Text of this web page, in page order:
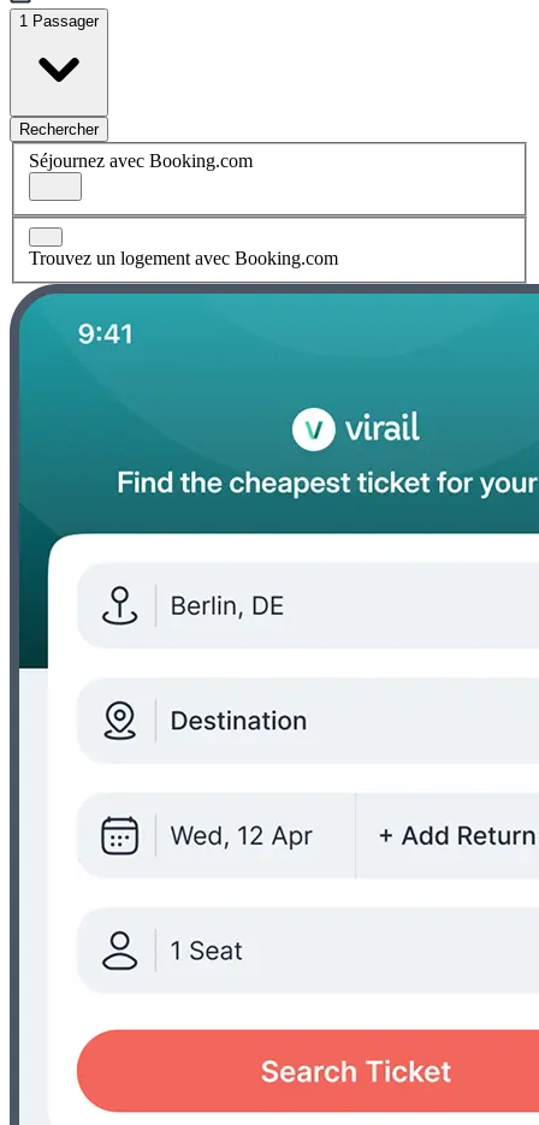
1 Passager
Rechercher
Séjournez avec Booking.com
Trouvez un logement avec Booking.com